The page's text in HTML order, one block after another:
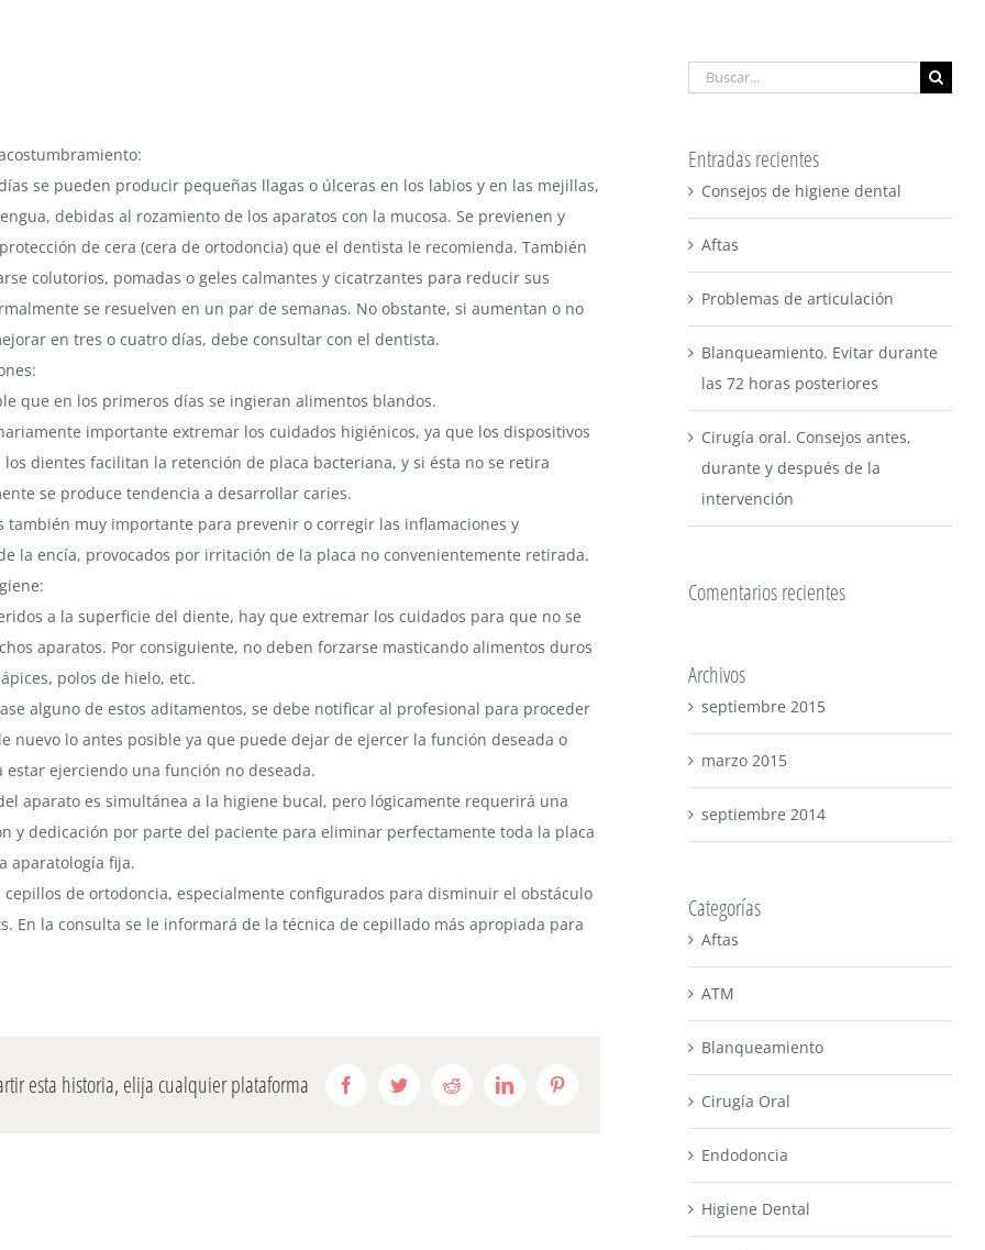
se pueden producir pequeñas llagas o úlceras en los labios y en las mejillas,
debidas al rozamiento de los aparatos con la mucosa. Se previenen y
de cera (cera de ortodoncia) que el dentista le recomienda. También
colutorios, pomadas o geles calmantes y cicatrzantes para reducir sus
se resuelven en un par de semanas. No obstante, si aumentan o no
en tres o cuatro días, debe consultar con el dentista.
que en los primeros días se ingieran alimentos blandos.
importante extremar los cuidados higiénicos, ya que los dispositivos
los dientes facilitan la retención de placa bacteriana, y si ésta no se retira
se produce tendencia a desarrollar caries.
también muy importante para prevenir o corregir las inflamaciones y
la encía, provocados por irritación de la placa no convenientemente retirada.
a la superficie del diente, hay que extremar los cuidados para que no se
aparatos. Por consiguiente, no deben forzarse masticando alimentos duros
polos de hielo, etc.
alguno de estos aditamentos, se debe notificar al profesional para proceder
nuevo lo antes posible ya que puede dejar de ejercer la función deseada o
estar ejerciendo una función no deseada.
aparato es simultánea a la higiene bucal, pero lógicamente requerirá una
y dedicación por parte del paciente para eliminar perfectamente toda la placa
aparatología fija.
cepillos de ortodoncia, especialmente configurados para disminuir el obstáculo
En la consulta se le informará de la técnica de cepillado más apropiada para
esta historia, elija cualquier plataforma FacebookTwitterReddit LinkedIn
Buscar:
Entradas recientes
Consejos de higiene dental
Aftas
Problemas de articulación
Blanqueamiento. Evitar durante
las 72 horas posteriores
Cirugía oral. Consejos antes,
durante y después de la
intervención
Comentarios recientes
Archivos
septiembre 2015
marzo 2015
septiembre 2014
Categorías
Aftas
ATM
Blanqueamiento
Cirugía Oral
Endodoncia
Higiene Dental